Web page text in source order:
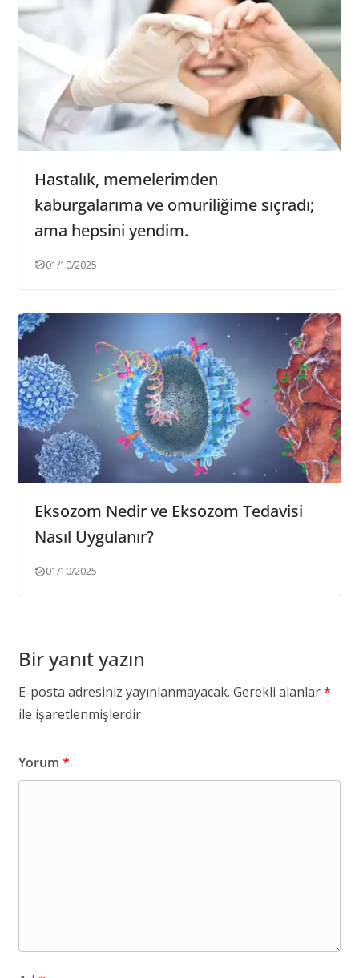
Hastalık, memelerimden
kaburgalarıma ve omuriliğime sıçradı;
ama hepsini yendim.
01/10/2025
Eksozom Nedir ve Eksozom Tedavisi
Nasıl Uygulanır?
01/10/2025
Bir yanıt yazın
E-posta adresiniz yayınlanmayacak. Gerekli alanlar*
ile işaretlenmişlerdir
Yorum *